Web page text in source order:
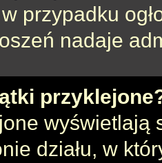
przypadku
nadaje
wyświetlają
działu, w